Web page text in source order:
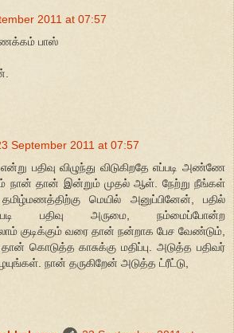
2011 at 07:57
பாஸ்
September 2011 at 07:57
பதிவு விழுந்து விடுகிறதே எப்படி அண்ணே
நான் தான் இன்றும் முதல் ஆள். நேற்று நீங்கள்
தமிழ்மணத்திற்கு மெயில் அனுப்பினேன், பதில்
பதிவு அருமை, நம்மைப்போன்ற
குடிக்கும் வரை தான் நன்றாக பேச வேண்டும்,
தான் கொடுத்த காசுக்கு மதிப்பு. அடுத்த பதிவர்
நான் தருகிறேன் அடுத்த ட்ரீட்டு,